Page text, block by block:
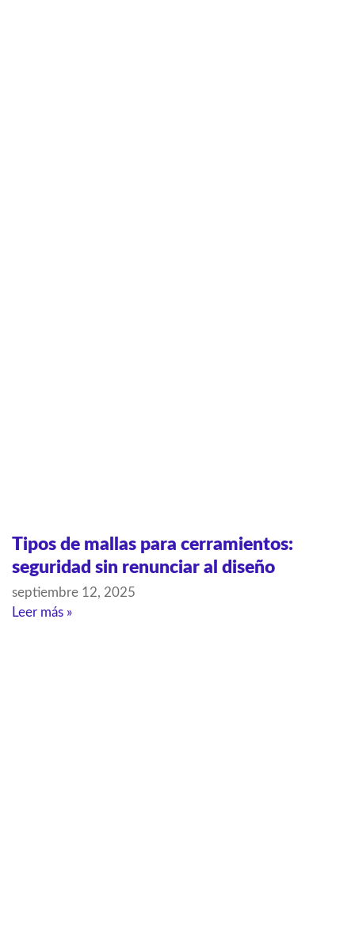
Tipos de mallas para cerramientos:
seguridad sin renunciar al diseño
septiembre 12, 2025
Leer más »